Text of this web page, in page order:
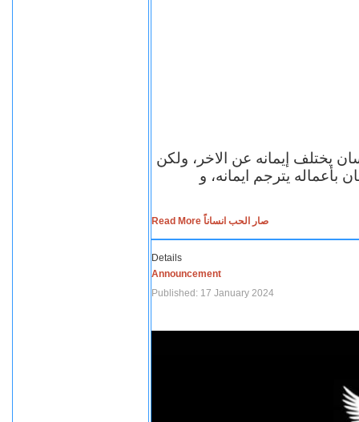
يختلف إيمانه عن الاخر، ولكن
بأعماله يترجم ايمانه، و
Read More صار الحب انساناً
Details
Announcement
Published: 17 January 2024